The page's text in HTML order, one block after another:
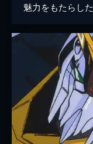
魅力をもたらし